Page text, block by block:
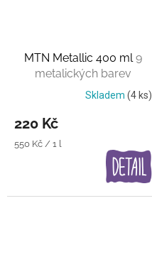
MTN Metallic 400 ml 9
metalických barev
Skladem (4 ks)
220 Kč
Měrná
550 Kč / 1 l